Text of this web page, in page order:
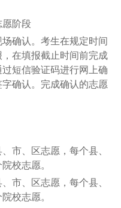
阶段
确认。考生在规定时间
在填报截止时间前完成
短信验证码进行网上确
确认。完成确认的志愿
市、区志愿，每个县、
校志愿。
市、区志愿，每个县、
校志愿。